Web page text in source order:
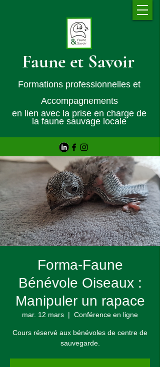
Faune et Savoir
Formations professionnelles et
Accompagnements
en lien avec la prise en charge de
la faune sauvage locale
Forma-Faune
Bénévole Oiseaux :
Manipuler un rapace
mar. 12 mars
  |
Conférence en ligne
Cours réservé aux bénévoles de centre de
sauvegarde.